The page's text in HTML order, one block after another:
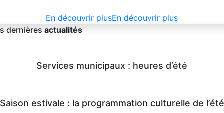
En découvrir plusEn découvrir plus
dernières actualités
Services municipaux : heures d’été
Saison estivale : la programmation culturelle de l’été